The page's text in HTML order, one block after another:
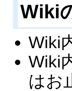
Wiki
Wiki
Wiki
はお